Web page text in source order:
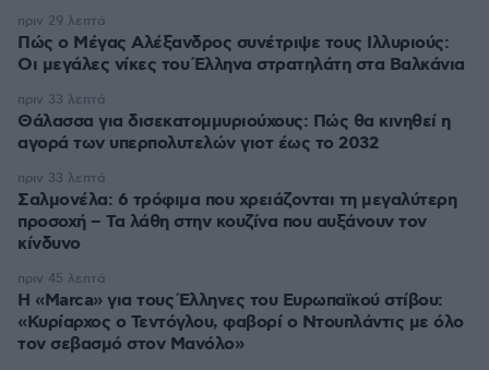
Πώς ο Μέγας Αλέξανδρος συνέτριψε τους Ιλλυριούς:
Οι μεγάλες νίκες του Έλληνα στρατηλάτη στα Βαλκάνια
πριν 29 λεπτά
Θάλασσα για δισεκατομμυριούχους: Πώς θα κινηθεί η
αγορά των υπερπολυτελών γιοτ έως το 2032
πριν 33 λεπτά
Σαλμονέλα: 6 τρόφιμα που χρειάζονται τη μεγαλύτερη
προσοχή – Τα λάθη στην κουζίνα που αυξάνουν τον
κίνδυνο
πριν 33 λεπτά
Η «Marca» για τους Έλληνες του Ευρωπαϊκού στίβου:
«Κυρίαρχος ο Τεντόγλου, φαβορί ο Ντουπλάντις με όλο
τον σεβασμό στον Μανόλο»
πριν 45 λεπτά